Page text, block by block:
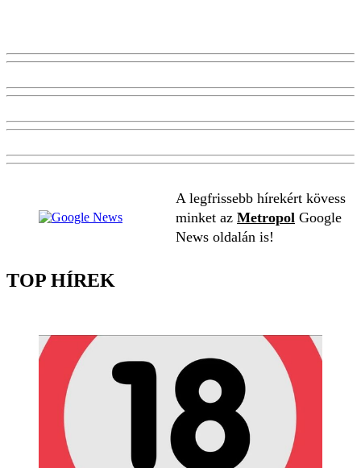
A legfrissebb hírekért kövess
minket az Metropol Google
News oldalán is!
TOP HÍREK